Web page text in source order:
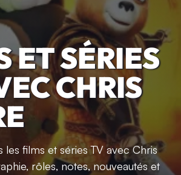
ET SÉRIES
CHRIS
les films et séries TV avec Chris
rôles, notes, nouveautés et